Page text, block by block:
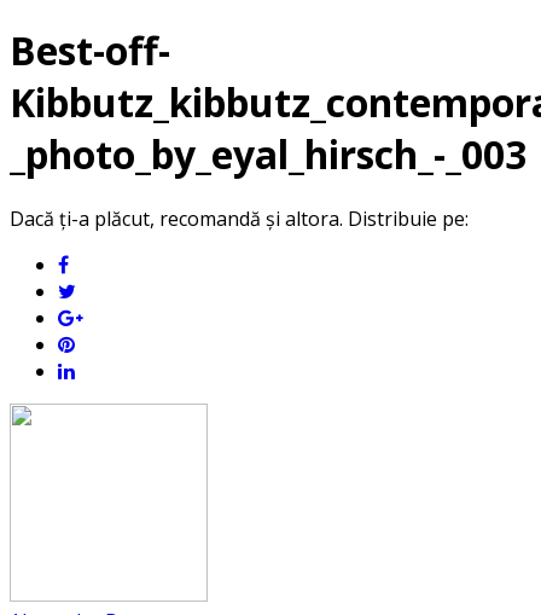
Best-off-
_photo_by_eyal_hirsch_-_003
Dacă ți-a plăcut, recomandă și altora. Distribuie pe: